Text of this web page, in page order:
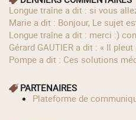
longue traîne a dit : si vous
Marie a dit : Bonjour, Le sujet
longue traîne a dit : merci :)
Gérard GAUTIER a dit : « Il
Pompe a dit : Ces solutions
PARTENAIRES
Plateforme de